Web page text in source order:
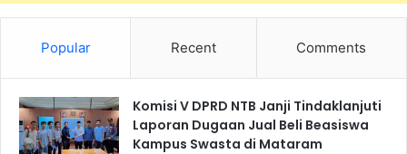
Popular Recent Comments
Komisi V DPRD NTB Janji Tindaklanjuti
Laporan Dugaan Jual Beli Beasiswa
Kampus Swasta di Mataram